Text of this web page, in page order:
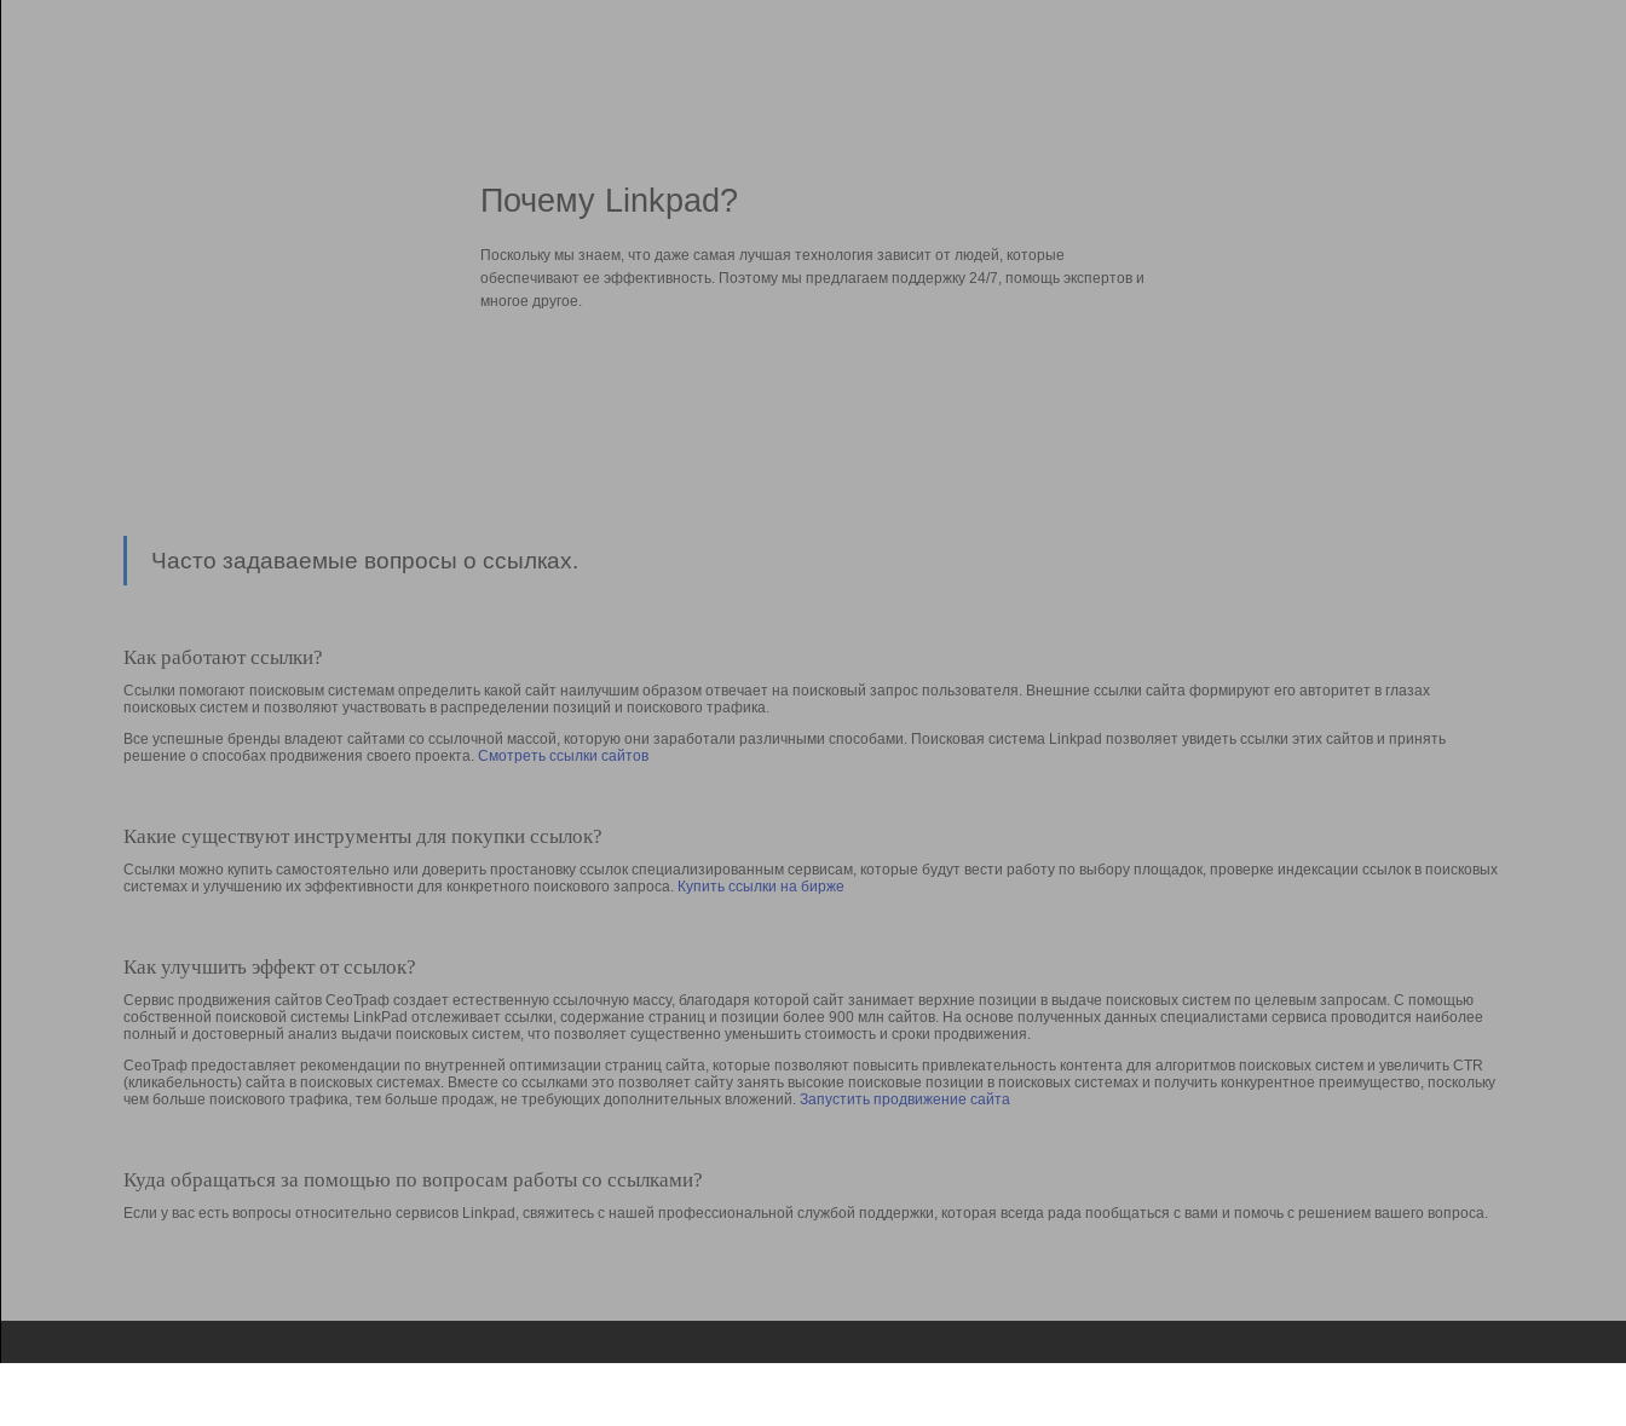
Почему Linkpad?
Поскольку мы знаем, что даже самая лучшая технология зависит от людей, которые
обеспечивают ее эффективность. Поэтому мы предлагаем поддержку 24/7, помощь экспертов и
многое другое.
Часто задаваемые вопросы о ссылках.
Как работают ссылки?
Ссылки помогают поисковым системам определить какой сайт наилучшим образом отвечает на поисковый запрос пользователя. Внешние ссылки сайта формируют его авторитет в глазах
поисковых систем и позволяют участвовать в раcпределении позиций и поискового трафика.
Все успешные бренды владеют сайтами со ссылочной массой, которую они заработали различными способами. Поисковая система Linkpad позволяет увидеть ссылки этих сайтов и принять
решение о способах продвижения своего проекта. Смотреть ссылки сайтов
Какие существуют инструменты для покупки ссылок?
Ссылки можно купить самостоятельно или доверить простановку ссылок специализированным сервисам, которые будут вести работу по выбору площадок, проверке индексации ссылок в поисковых
системах и улучшению их эффективности для конкретного поискового запроса. Купить ссылки на бирже
Как улучшить эффект от ссылок?
Сервис продвижения сайтов СеоТраф создает естественную ссылочную массу, благодаря которой сайт занимает верхние позиции в выдаче поисковых систем по целевым запросам. С помощью
собственной поисковой системы LinkPad отслеживает ссылки, содержание страниц и позиции более 900 млн сайтов. На основе полученных данных специалистами сервиса проводится наиболее
полный и достоверный анализ выдачи поисковых систем, что позволяет существенно уменьшить стоимость и сроки продвижения.
СеоТраф предоставляет рекомендации по внутренней оптимизации страниц сайта, которые позволяют повысить привлекательность контента для алгоритмов поисковых систем и увеличить CTR
(кликабельность) сайта в поисковых системах. Вместе со ссылками это позволяет сайту занять высокие поисковые позиции в поисковых системах и получить конкурентное преимущество, поскольку
чем больше поискового трафика, тем больше продаж, не требующих дополнительных вложений. Запустить продвижение сайта
Куда обращаться за помощью по вопросам работы со ссылками?
Если у вас есть вопросы относительно сервисов Linkpad, свяжитесь с нашей профессиональной службой поддержки, которая всегда рада пообщаться с вами и помочь с решением вашего вопроса.